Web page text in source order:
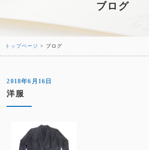
ブログ
トップページ > ブログ
2018年6月16日
洋服